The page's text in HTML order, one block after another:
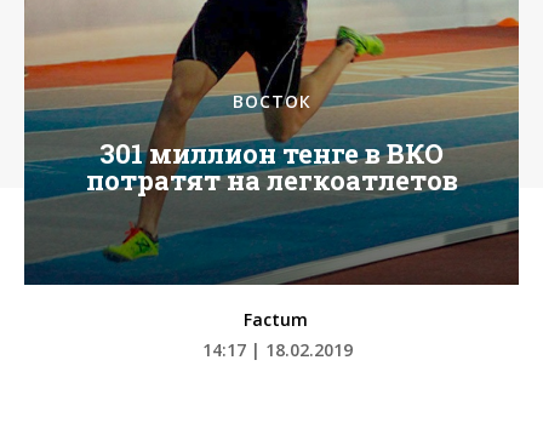
ВОСТОК
301 миллион тенге в ВКО
потратят на легкоатлетов
Factum
14:17 | 18.02.2019